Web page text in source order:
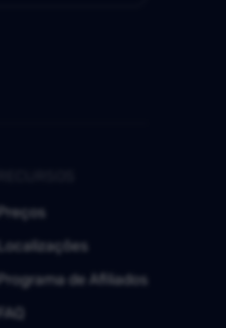
Preços
Localizações
Programa de Afiliados
FAQ